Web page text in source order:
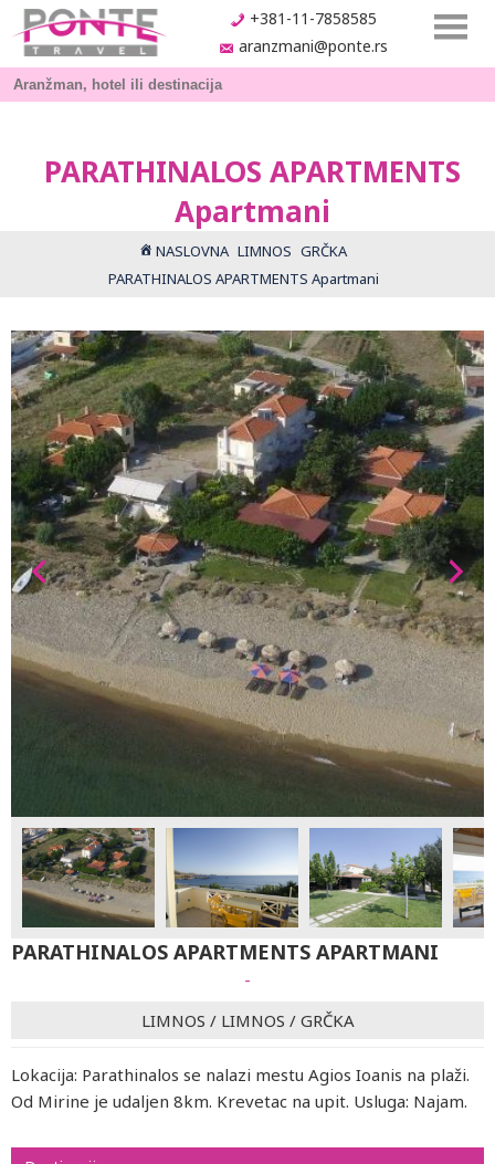
+381-11-7858585
aranzmani@ponte.rs
PARATHINALOS APARTMENTS
Apartmani
NASLOVNA LIMNOS GRČKA
PARATHINALOS APARTMENTS Apartmani
PARATHINALOS APARTMENTS APARTMANI
-
LIMNOS / LIMNOS / GRČKA
Lokacija: Parathinalos se nalazi mestu Agios Ioanis na plaži.
Od Mirine je udaljen 8km. Krevetac na upit. Usluga: Najam.